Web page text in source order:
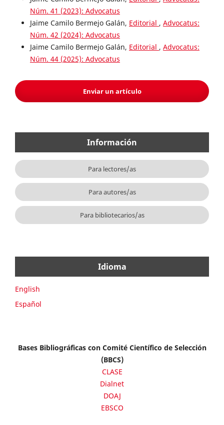
Núm. 41 (2023): Advocatus
Jaime Camilo Bermejo Galán, Editorial , Advocatus:
Núm. 42 (2024): Advocatus
Jaime Camilo Bermejo Galán, Editorial , Advocatus:
Núm. 44 (2025): Advocatus
Enviar un artículo
Información
Para lectores/as
Para autores/as
Para bibliotecarios/as
Idioma
English
Español
Bases Bibliográficas con Comité Científico de Selección
(BBCS)
CLASE
Dialnet
DOAJ
EBSCO